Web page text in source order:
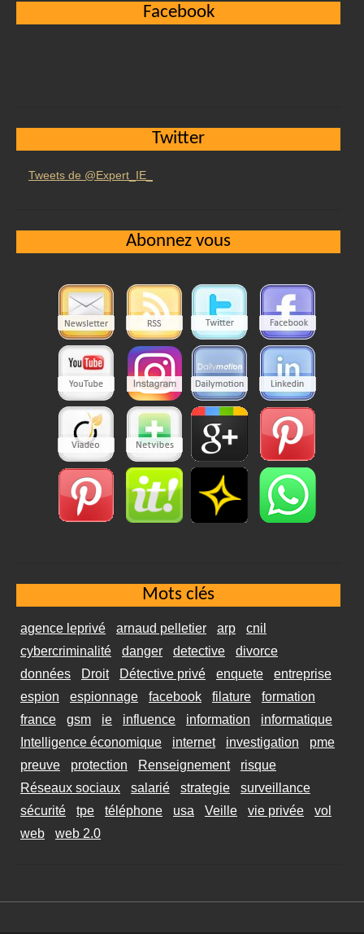
Facebook
Twitter
Tweets de @Expert_IE_
Abonnez vous
Mots clés
agence leprivé arnaud pelletier arp
cnil
cybercriminalité
danger detective
divorce
données
Droit Détective privé enquete
entreprise
espion
espionnage facebook filature
formation
france
gsm ie influence information
informatique
Intelligence économique
internet investigation
pme
preuve
protection Renseignement
risque
Réseaux sociaux
salarié strategie
surveillance
sécurité
tpe téléphone usa Veille vie privée
vol
web
web 2.0